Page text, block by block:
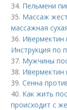
34. Пельмени
35. Массаж
массажная
36. Ивермектин
Инструкция по
37. Мужчины
38. Ивермектин
39.Сенна
40. Как жить
происходит с